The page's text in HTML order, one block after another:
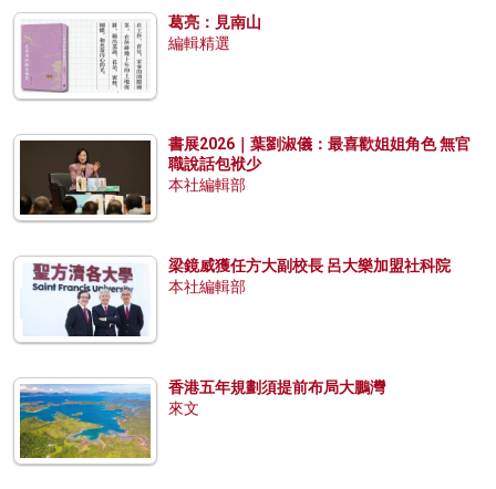
葛亮：見南山
編輯精選
書展2026｜葉劉淑儀：最喜歡姐姐角色 無官
職說話包袱少
本社編輯部
梁鏡威獲任方大副校長 呂大樂加盟社科院
本社編輯部
香港五年規劃須提前布局大鵬灣
來文